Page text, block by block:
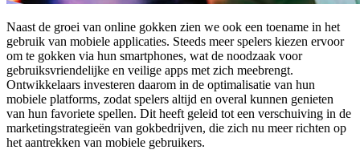
Naast de groei van online gokken zien we ook een toename in het
gebruik van mobiele applicaties. Steeds meer spelers kiezen ervoor
om te gokken via hun smartphones, wat de noodzaak voor
gebruiksvriendelijke en veilige apps met zich meebrengt.
Ontwikkelaars investeren daarom in de optimalisatie van hun
mobiele platforms, zodat spelers altijd en overal kunnen genieten
van hun favoriete spellen. Dit heeft geleid tot een verschuiving in de
marketingstrategieën van gokbedrijven, die zich nu meer richten op
het aantrekken van mobiele gebruikers.